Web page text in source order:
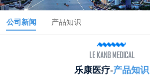
公司新闻 产品知识
LE KANG MEDICAL
乐康医疗-产品知识